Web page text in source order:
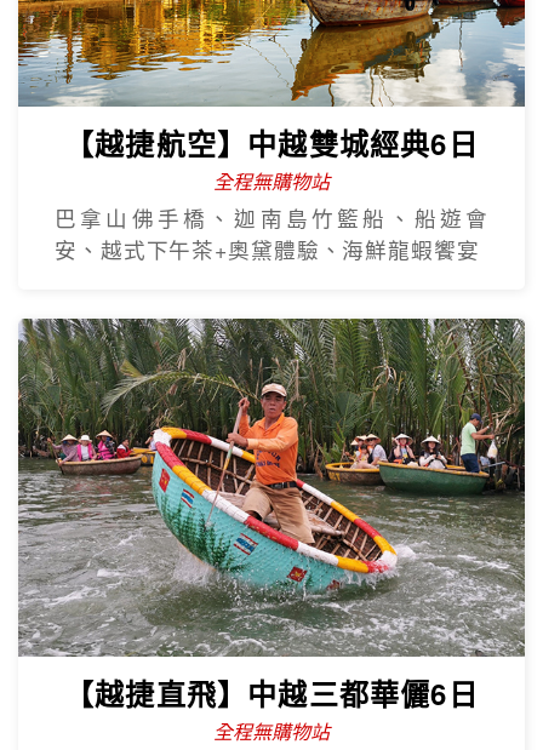
【越捷航空】中越雙城經典6日
全程無購物站
巴拿山佛手橋、迦南島竹籃船、船遊會
安、越式下午茶+奧黛體驗、海鮮龍蝦饗宴
【越捷直飛】中越三都華儷6日
全程無購物站